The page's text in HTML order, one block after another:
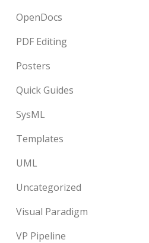
OpenDocs
PDF Editing
Posters
Quick Guides
SysML
Templates
UML
Uncategorized
Visual Paradigm
VP Pipeline